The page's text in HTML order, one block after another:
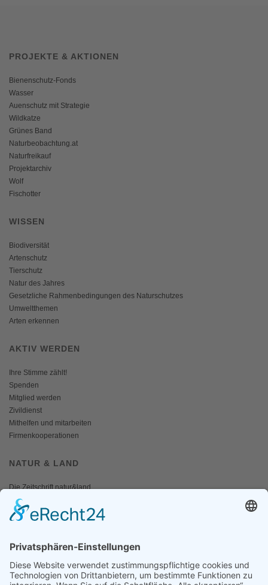
PROJEKTE & AKTIONEN
Bienenschutz-Fonds
Wasser
Auenschutz mit Strategie
Wildkatze
Grünes Band
Naturbeobachtung.at
Naturfreikauf
Projektarchiv
Wolf
Fischotter
WISSEN
Biodiversität
Artenschutz
Tierschutz
Natur des Jahres
Gesetzliche Rahmenbedingungen des Naturschutzes
Umweltthemen
Arten erkennen
AKTIV WERDEN
Ihre Stimme zählt!
Spenden
Mitglied werden
Zivildienst
Mithelfen und mitarbeiten
Firmenkooperationen
NATUR & LAND
Die Zeitschrift natur&land
Archiv
Mediadaten
Fotos und Logos
Presseaussendungen